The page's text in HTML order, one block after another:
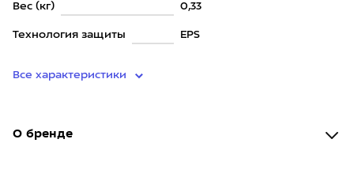
Вес (кг) 0,33
Технология защиты EPS
Все характеристики
О бренде